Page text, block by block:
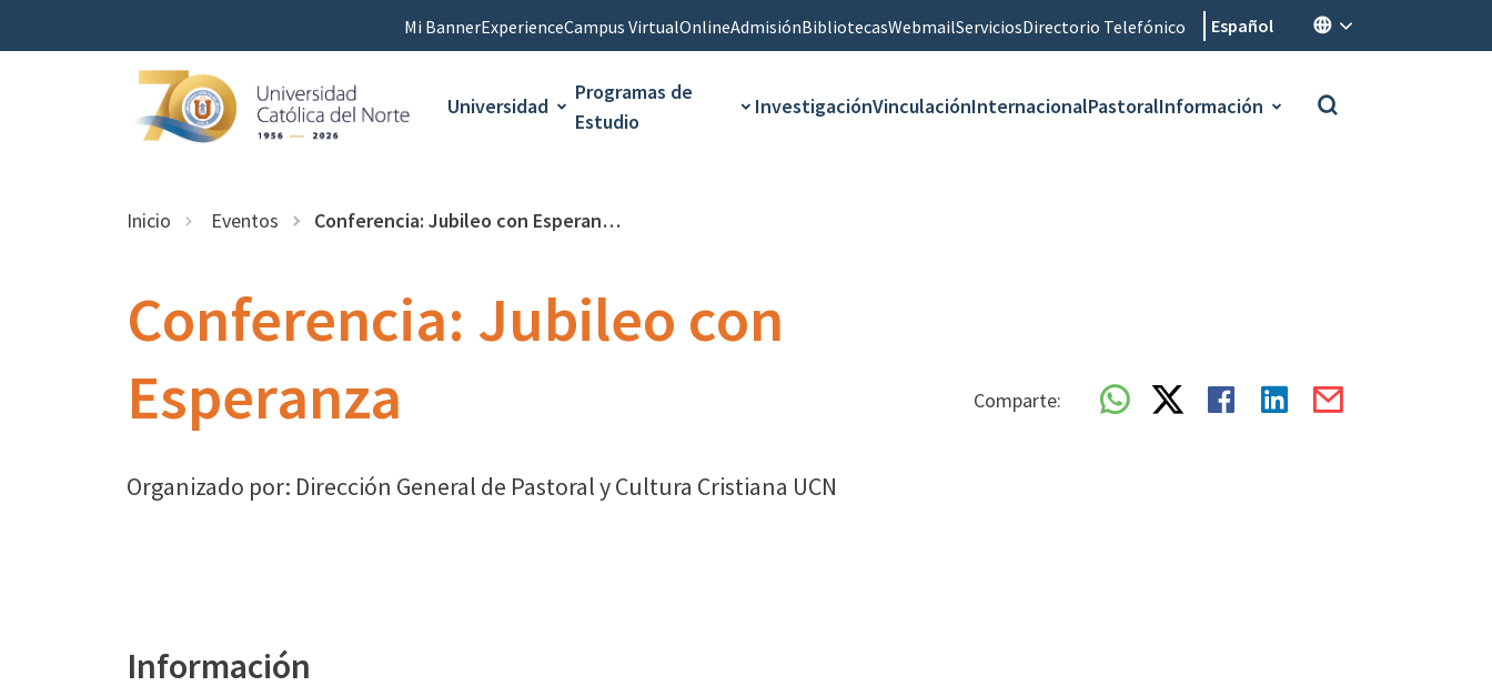
Mi BannerExperienceCampus VirtualOnlineAdmisiónBibliotecasWebmailServiciosDirectorio Telefónico Español
Universidad
Programas de
Estudio
InvestigaciónVinculaciónInternacionalPastoralInformación
Inicio Eventos Conferencia: Jubileo con Esperanza
Conferencia: Jubileo con
Esperanza
Organizado por: Dirección General de Pastoral y Cultura Cristiana UCN
Comparte:
Información